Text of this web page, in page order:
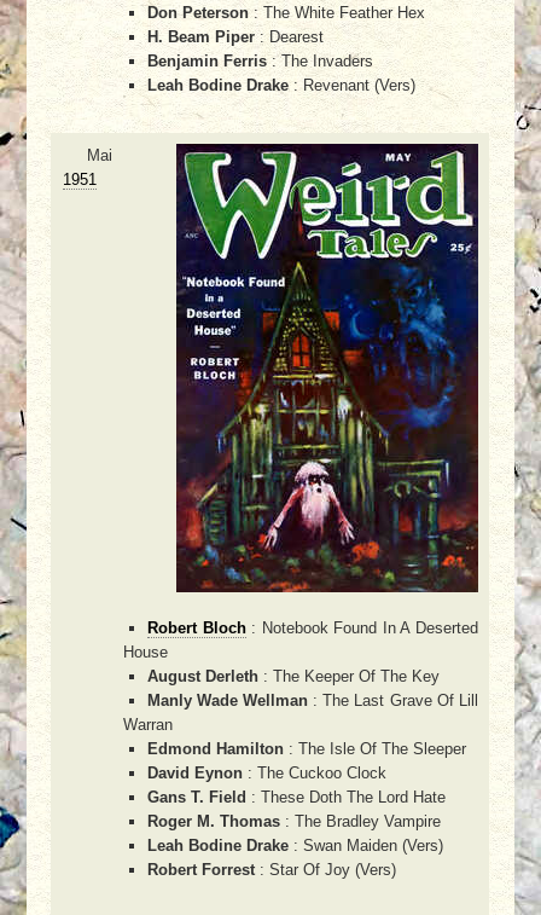
Don Peterson : The White Feather Hex
H. Beam Piper: Dearest
Benjamin Ferris: The Invaders
Leah Bodine Drake: Revenant (Vers)
Mai
1951
Robert Bloch: Notebook Found In A Deserted
House
August Derleth : The Keeper Of The Key
Manly Wade Wellman : The Last Grave Of Lill
Warran
Edmond Hamilton : The Isle Of The Sleeper
David Eynon : The Cuckoo Clock
Gans T. Field : These Doth The Lord Hate
Roger M. Thomas : The Bradley Vampire
Leah Bodine Drake : Swan Maiden (Vers)
Robert Forrest: Star Of Joy (Vers)